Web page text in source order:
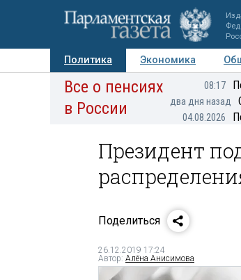
Политика Экономика
Авторы Персоны Мнения
Все о пенсиях
в России
08:17
два дня назад
04.08.2026
Президент
Поделиться
26.12.2019 17:24
Автор: Алёна Анисимова